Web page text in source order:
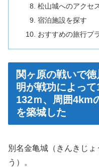
松山城へのアクセ
宿泊施設を探す
おすすめの旅行プ
関ヶ原の戦いで
明が戦功によっ
132ｍ、周囲4km
を築城した
別名金亀城（きんきじ
う）。